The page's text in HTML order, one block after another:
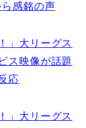
感銘の声
」大リーグス
ス映像が話題
応
」大リーグス